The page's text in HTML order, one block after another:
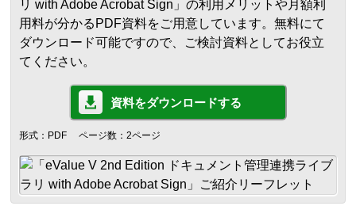
リ with Adobe Acrobat Sign」の利用メリットや月額利
用料が分かるPDF資料をご用意しています。無料にて
ダウンロード可能ですので、ご検討資料としてお役立
てください。
資料をダウンロードする
形式：PDF ページ数：2ページ